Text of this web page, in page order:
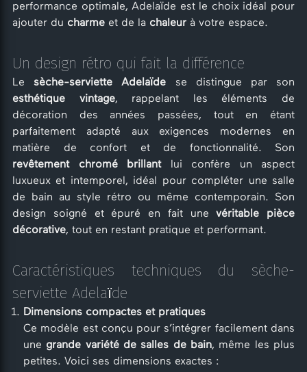
performance optimale, Adelaïde est le choix idéal pour
ajouter du charme et de la chaleur à votre espace.
Un design rétro qui fait la différence
Lesèche-serviette Adelaïde se distingue par son
esthétique vintage, rappelant les éléments de
décoration des années passées, tout en étant
parfaitement adapté aux exigences modernes en
matière de confort et de fonctionnalité. Son
revêtement chromé brillantlui confère un aspect
luxueux et intemporel, idéal pour compléter une salle
de bain au style rétro ou même contemporain. Son
design soigné et épuré en fait unevéritable pièce
décorative, tout en restant pratique et performant.
Caractéristiques techniques du sèche-
serviette Adelaïde
Dimensions compactes et pratiques
Ce modèle est conçu pour s’intégrer facilement dans
une grande variété de salles de bain, même les plus
petites. Voici ses dimensions exactes :